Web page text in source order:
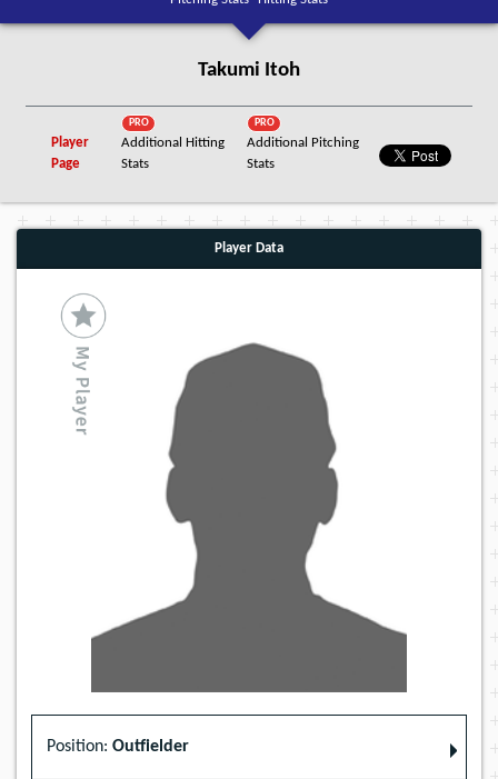
Takumi Itoh
Player
Page
PRO
Additional Hitting
Stats
PRO
Additional Pitching
Stats
Player Data
Position: Outfielder